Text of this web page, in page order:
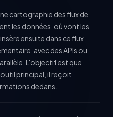
cartographie des flux de
les données, où vont les
ensuite dans ce flux
avec des APIs ou
L'objectif est que
principal, il reçoit
dedans.